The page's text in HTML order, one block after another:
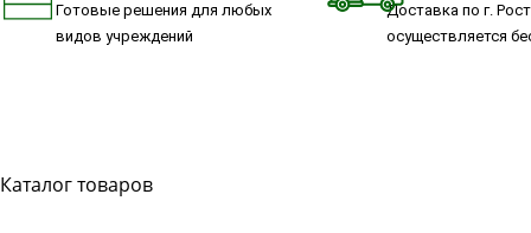
Готовые решения для любых
видов учреждений
Доставка по г.
осуществляется
Каталог товаров